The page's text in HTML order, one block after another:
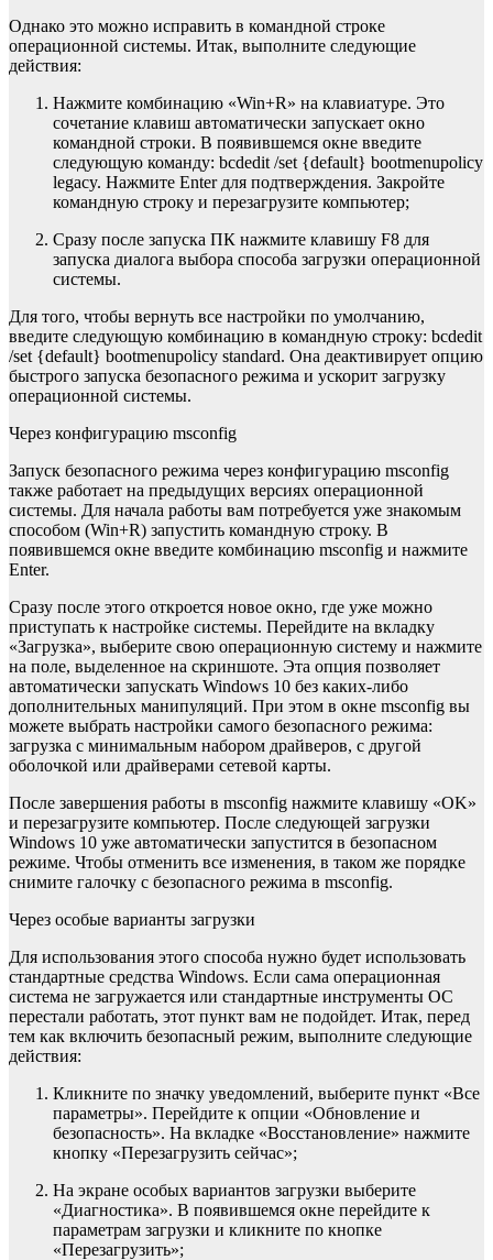
Однако это можно исправить в командной строке
операционной системы. Итак, выполните следующие
действия:
Нажмите комбинацию «Win+R» на клавиатуре. Это
сочетание клавиш автоматически запускает окно
командной строки. В появившемся окне введите
следующую команду: bcdedit /set {default} bootmenupolicy
legacy. Нажмите Enter для подтверждения. Закройте
командную строку и перезагрузите компьютер;
Сразу после запуска ПК нажмите клавишу F8 для
запуска диалога выбора способа загрузки операционной
системы.
Для того, чтобы вернуть все настройки по умолчанию,
введите следующую комбинацию в командную строку: bcdedit
/set {default} bootmenupolicy standard. Она деактивирует опцию
быстрого запуска безопасного режима и ускорит загрузку
операционной системы.
Через конфигурацию msconfig
Запуск безопасного режима через конфигурацию msconfig
также работает на предыдущих версиях операционной
системы. Для начала работы вам потребуется уже знакомым
способом (Win+R) запустить командную строку. В
появившемся окне введите комбинацию msconfig и нажмите
Enter.
Сразу после этого откроется новое окно, где уже можно
приступать к настройке системы. Перейдите на вкладку
«Загрузка», выберите свою операционную систему и нажмите
на поле, выделенное на скриншоте. Эта опция позволяет
автоматически запускать Windows 10 без каких-либо
дополнительных манипуляций. При этом в окне msconfig вы
можете выбрать настройки самого безопасного режима:
загрузка с минимальным набором драйверов, с другой
оболочкой или драйверами сетевой карты.
После завершения работы в msconfig нажмите клавишу «OK»
и перезагрузите компьютер. После следующей загрузки
Windows 10 уже автоматически запустится в безопасном
режиме. Чтобы отменить все изменения, в таком же порядке
снимите галочку с безопасного режима в msconfig.
Через особые варианты загрузки
Для использования этого способа нужно будет использовать
стандартные средства Windows. Если сама операционная
система не загружается или стандартные инструменты ОС
перестали работать, этот пункт вам не подойдет. Итак, перед
тем как включить безопасный режим, выполните следующие
действия:
Кликните по значку уведомлений, выберите пункт «Все
параметры». Перейдите к опции «Обновление и
безопасность». На вкладке «Восстановление» нажмите
кнопку «Перезагрузить сейчас»;
На экране особых вариантов загрузки выберите
«Диагностика». В появившемся окне перейдите к
параметрам загрузки и кликните по кнопке
«Перезагрузить»;